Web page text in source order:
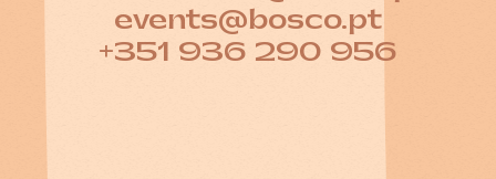
events@bosco.pt
+351 936 290 956